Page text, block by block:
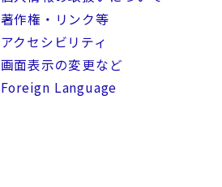
著作権・リンク等
アクセシビリティ
画面表示の変更など
Foreign Language